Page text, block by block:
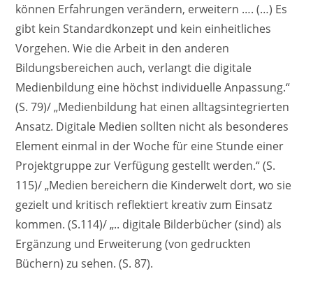
können Erfahrungen verändern, erweitern …. (…) Es
gibt kein Standardkonzept und kein einheitliches
Vorgehen. Wie die Arbeit in den anderen
Bildungsbereichen auch, verlangt die digitale
Medienbildung eine höchst individuelle Anpassung.“
(S. 79)/ „Medienbildung hat einen alltagsintegrierten
Ansatz. Digitale Medien sollten nicht als besonderes
Element einmal in der Woche für eine Stunde einer
Projektgruppe zur Verfügung gestellt werden.“ (S.
115)/ „Medien bereichern die Kinderwelt dort, wo sie
gezielt und kritisch reflektiert kreativ zum Einsatz
kommen. (S.114)/ „.. digitale Bilderbücher (sind) als
Ergänzung und Erweiterung (von gedruckten
Büchern) zu sehen. (S. 87).